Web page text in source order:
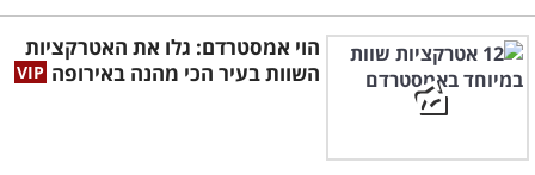
הוי אמסטרדם: גלו את האטרקציות
השוות בעיר הכי מהנה באירופה